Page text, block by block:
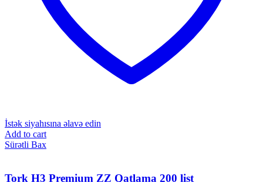
İstək siyahısına əlavə edin
Add to cart
Sürətli Bax
Tork H3 Premium ZZ Qatlama 200 list